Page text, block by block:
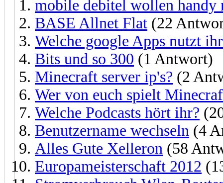
mobile debitel wollen handy
BASE Allnet Flat (22
Welche google Apps nutzt
Bits und so 300 (1 Antwort)
Minecraft server ip's? (2
Wer von euch spielt
Welche Podcasts hört ihr?
Benutzername wechseln (4
Alles Gute Xelleron (58
Europameisterschaft 2012